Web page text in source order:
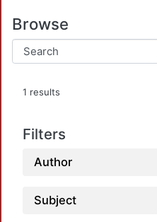
Browse
1 results
Filters
Author
Subject